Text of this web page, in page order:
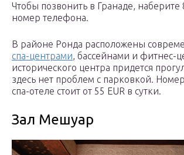
Чтобы позвонить в Гранаде,
номер телефона.
В районе Ронда расположены
спа-центрами, бассейнами и фитнес-
исторического центра придется
здесь нет проблем с парковкой.
спа-отеле стоит от 55 EUR в сутки.
Зал Мешуар